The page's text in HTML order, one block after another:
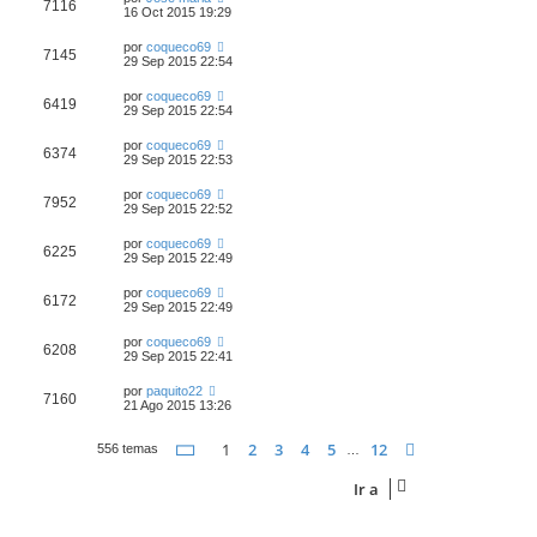
7116
16 Oct 2015 19:29
7145 por coqueco69
29 Sep 2015 22:54
6419 por coqueco69
29 Sep 2015 22:54
6374 por coqueco69
29 Sep 2015 22:53
7952 por coqueco69
29 Sep 2015 22:52
6225 por coqueco69
29 Sep 2015 22:49
6172 por coqueco69
29 Sep 2015 22:49
6208 por coqueco69
29 Sep 2015 22:41
7160 por paquito22
21 Ago 2015 13:26
556 temas Página1 de 12
1 2 3 4 5 12
Ir a